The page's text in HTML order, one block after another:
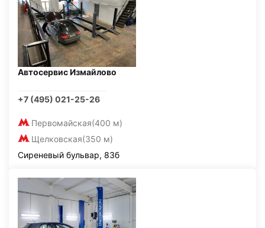
Автосервис Измайлово
+7 (495) 021-25-26
Первомайская(400 м)
Щелковская(350 м)
Сиреневый бульвар, 83б